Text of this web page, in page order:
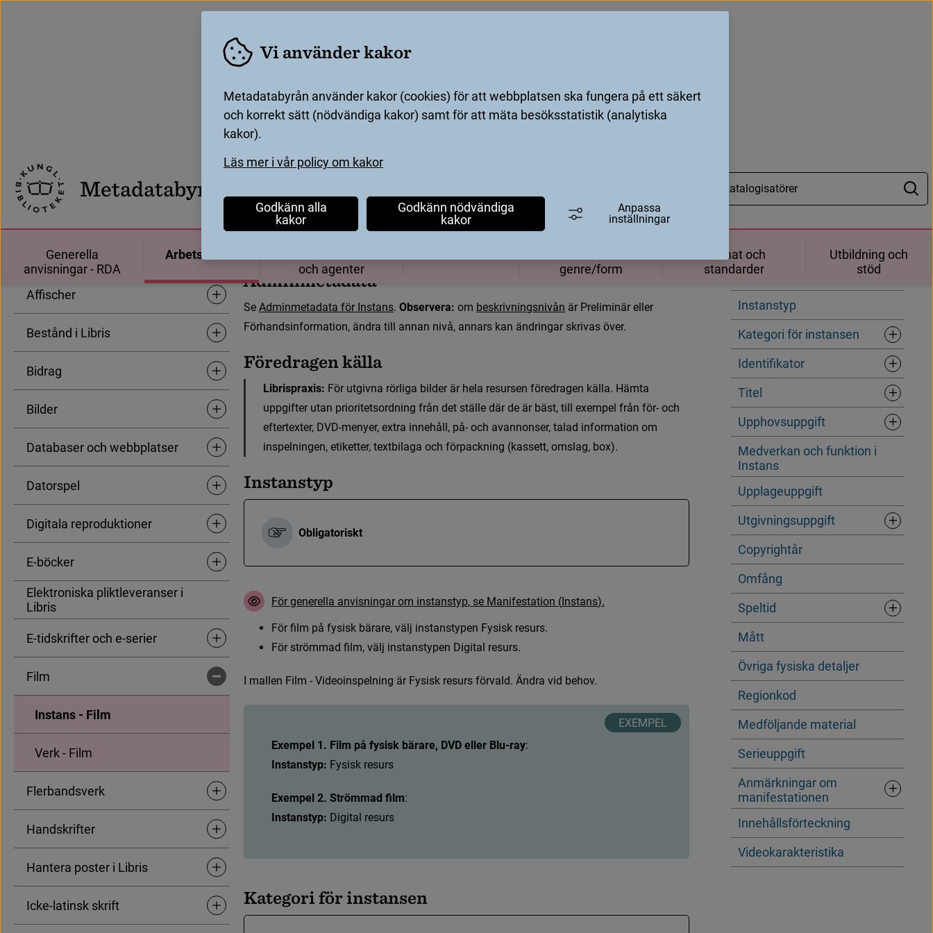
Metadatabyrån
För katalogisatörer För leverantörer
Generella
anvis­ningar - RDA
Arbets­flöden
och agenter
genre/​form
Format och
standarder
Utbildning och
stöd
Instans - Film
Arbetsflöden
Adminmetadata i Libris
Affischer Undersidor för Affischer
Bestånd i Libris Undersidor för Bestånd i Libris
Bidrag Undersidor för Bidrag
Bilder Undersidor för Bilder
Databaser och webbplatser Undersidor för Databaser och webbplatser
Datorspel Undersidor för Datorspel
Digitala reproduktioner Undersidor för Digitala reproduktioner
E-böcker Undersidor för E-böcker
Elektroniska pliktleveranser i
Libris
E-tidskrifter och e-serier Undersidor för E-tidskrifter och e-serier
Film Undersidor för Film
Instans - Film
Verk - Film
Flerbandsverk Undersidor för Flerbandsverk
Handskrifter Undersidor för Handskrifter
Hantera poster i Libris Undersidor för Hantera poster i Libris
Icke-latinsk skrift Undersidor för Icke-latinsk skrift
nstans-
Adminmetadata
Se Adminmetadata för Instans. Observera: om beskrivningsnivån är Preliminär eller
Förhandsinformation, ändra till annan nivå, annars kan ändringar skrivas över.
Föredragenkälla
Librispraxis: För utgivna rörliga bilder är hela resursen föredragen källa. Hämta
uppgifter utan prioritetsordning från det ställe där de är bäst, till exempel från för- och
eftertexter, DVD-menyer, extra innehåll, på- och avannonser, talad information om
inspelningen, etiketter, textbilaga och förpackning (kassett, omslag, box).
Instanstyp
Obligatoriskt
För generella anvisningar om instanstyp, se Manifestation (Instans).
För flm på fysisk bärare, välj instanstypen Fysisk resurs.
För strömmad flm, välj instanstypen Digital resurs.
I mallen Film - Videoinspelning är Fysisk resurs förvald. Ändra vid behov.
Exempel 1. Film på fysisk bärare, DVD eller Blu-ray:
Instanstyp: Fysisk resurs
Exempel 2. Strömmad film:
Instanstyp: Digital resurs
Kategoriförinstansen
Adminmetadata
Föredragen källa
Instanstyp
Kategori för instansen
Identifikator
Titel
Upphovsuppgift
Medverkan och funktion i
Instans
Upplageuppgift
Utgivningsuppgift
Copyrightår
Omfång
Speltid
Mått
Övriga fysiska detaljer
Regionkod
Medföljande material
Serieuppgift
Anmärkningar om
manifestationen
Innehållsförteckning
Videokarakteristika
Vi använder kakor
Metadatabyrån använder kakor (cookies) för att webbplatsen ska fungera på ett säkert
och korrekt sätt (nödvändiga kakor) samt för att mäta besöksstatistik (analytiska
kakor).
Läs mer i vår policy om kakor
Godkänn alla
kakor
Godkänn nödvändiga
kakor
Anpassa
inställningar